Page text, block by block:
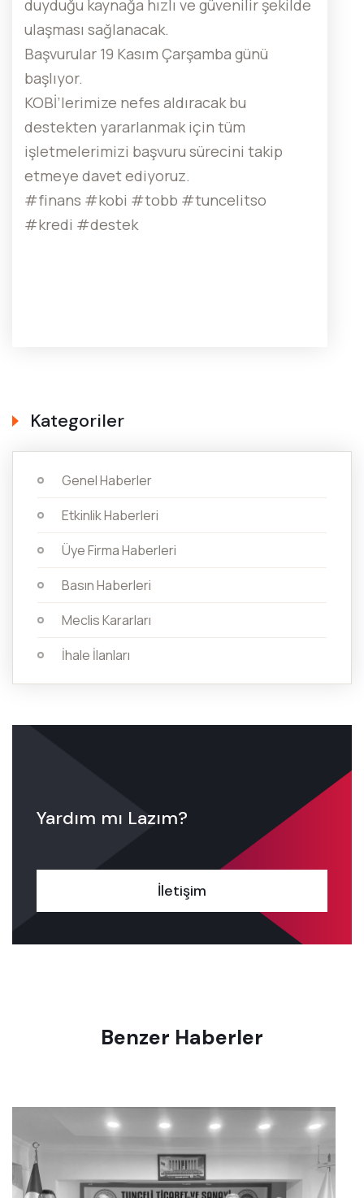
duyduğu kaynağa hızlı ve güvenilir şekilde
ulaşması sağlanacak.
Başvurular 19 Kasım Çarşamba günü
başlıyor.
KOBİ’lerimize nefes aldıracak bu
destekten yararlanmak için tüm
işletmelerimizi başvuru sürecini takip
etmeye davet ediyoruz.
#finans #kobi #tobb #tuncelitso
#kredi #destek
Kategoriler
Genel Haberler
Etkinlik Haberleri
Üye Firma Haberleri
Basın Haberleri
Meclis Kararları
İhale İlanları
Yardım mı Lazım?
İletişim
Benzer Haberler